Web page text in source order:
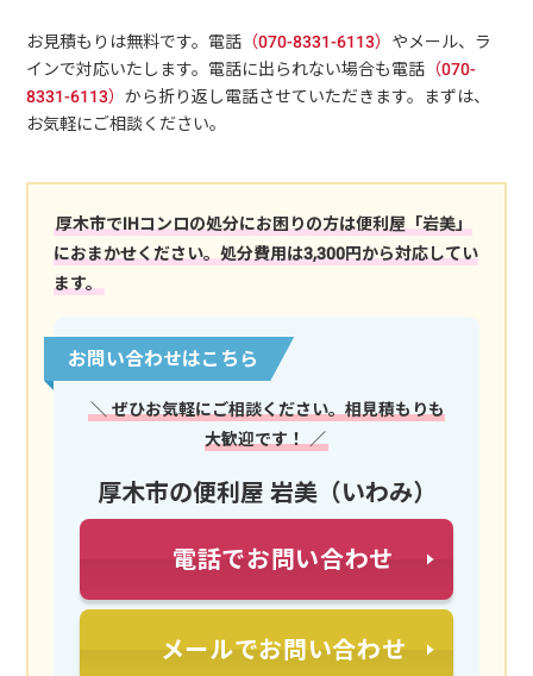
お見積もりは無料です。電話 （070-8331-6113） やメール、ラ
インで対応いたします。電話に出られない場合も電話 （070-
8331-6113）から折り返し電話させていただきます。まずは、
お気軽にご相談ください。
厚木市でIHコンロの処分にお困りの方は便利屋「岩美」
におまかせください。処分費用は3,300円から対応してい
ます。
お問い合わせはこちら
＼ ぜひお気軽にご相談ください。相見積もりも
大歓迎です！ ／
厚木市の便利屋 岩美（いわみ）
電話でお問い合わせ
メールでお問い合わせ